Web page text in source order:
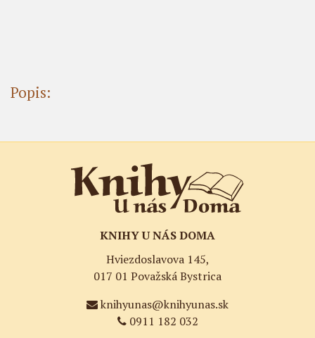
Popis:
KNIHY U NÁS DOMA
Hviezdoslavova 145,
017 01 Považská Bystrica
knihyunas@knihyunas.sk
0911 182 032